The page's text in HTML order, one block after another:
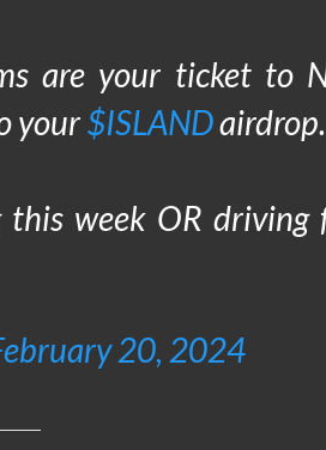
are your ticket to
your$ISLANDairdrop.
week OR driving
20, 2024